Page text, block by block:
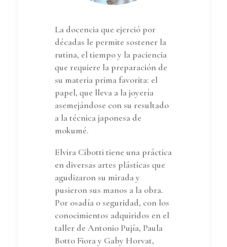
La docencia que ejerció por
décadas le permite sostener la
rutina, el tiempo y la paciencia
que requiere la preparación de
su materia prima favorita: el
papel, que lleva a la joyería
asemejándose con su resultado
a la técnica japonesa de
mokumé.
Elvira Cibotti tiene una práctica
en diversas artes plásticas que
agudizaron su mirada y
pusieron sus manos a la obra.
Por osadía o seguridad, con los
conocimientos adquiridos en el
taller de Antonio Pujía, Paula
Botto Fiora y Gaby Horvat,